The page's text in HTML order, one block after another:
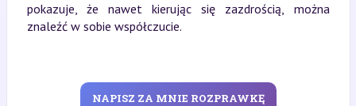
pokazuje, że nawet kierując się zazdrością, można
znaleźć w sobie współczucie.
NAPISZ ZA MNIE ROZPRAWKĘ